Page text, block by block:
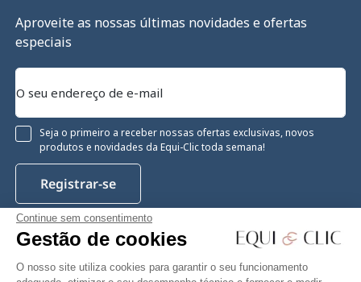
Continue sem consentimento
Gestão de cookies
O nosso site utiliza cookies para garantir o seu funcionamento
Aproveite as nossas últimas novidades e ofertas
especiais
Seja o primeiro a receber nossas ofertas exclusivas, novos
produtos e novidades da Equi-Clic toda semana!
Registrar-se
Facebook Twitter
YouTube
Pinterest
Instagram